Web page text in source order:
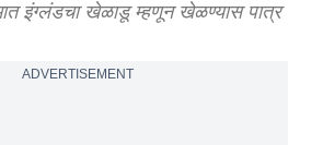
इंग्लंडचा खेळाडू म्हणून खेळण्यास पात्र
ADVERTISEMENT